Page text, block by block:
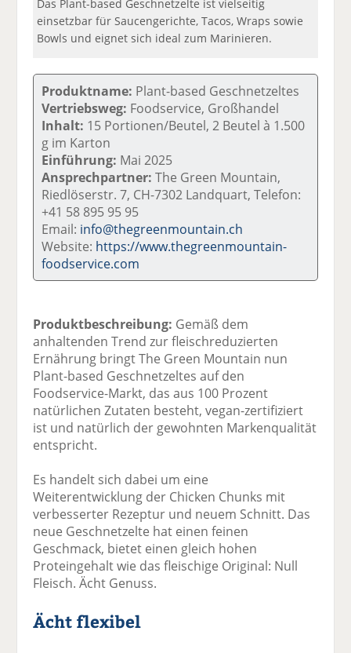
Das Plant-based Geschnetzelte ist vielseitig
einsetzbar für Saucengerichte, Tacos, Wraps sowie
Bowls und eignet sich ideal zum Marinieren.
Produktname: Plant-based Geschnetzeltes
Vertriebsweg: Foodservice, Großhandel
Inhalt: 15 Portionen/Beutel, 2 Beutel à 1.500
g im Karton
Einführung: Mai 2025
Ansprechpartner: The Green Mountain,
Riedlöserstr. 7, CH-7302 Landquart, Telefon:
+41 58 895 95 95
Email: info@thegreenmountain.ch
Website: https://www.thegreenmountain-
foodservice.com
Produktbeschreibung: Gemäß dem
anhaltenden Trend zur fleischreduzierten
Ernährung bringt The Green Mountain nun
Plant-based Geschnetzeltes auf den
Foodservice-Markt, das aus 100 Prozent
natürlichen Zutaten besteht, vegan-zertifiziert
ist und natürlich der gewohnten Markenqualität
entspricht.
Es handelt sich dabei um eine
Weiterentwicklung der Chicken Chunks mit
verbesserter Rezeptur und neuem Schnitt. Das
neue Geschnetzelte hat einen feinen
Geschmack, bietet einen gleich hohen
Proteingehalt wie das fleischige Original: Null
Fleisch. Ächt Genuss.
Ächt flexibel